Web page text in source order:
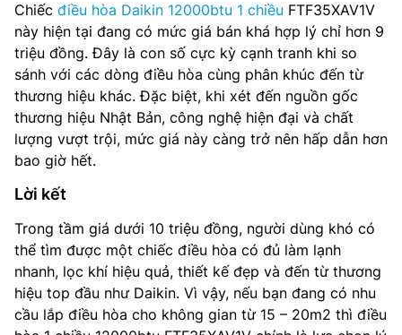
Chiếc điều hòa Daikin 12000btu 1 chiều FTF35XAV1V
này hiện tại đang có mức giá bán khá hợp lý chỉ hơn 9
triệu đồng. Đây là con số cực kỳ cạnh tranh khi so
sánh với các dòng điều hòa cùng phân khúc đến từ
thương hiệu khác. Đặc biệt, khi xét đến nguồn gốc
thương hiệu Nhật Bản, công nghệ hiện đại và chất
lượng vượt trội, mức giá này càng trở nên hấp dẫn hơn
bao giờ hết.
Lời kết
Trong tầm giá dưới 10 triệu đồng, người dùng khó có
thể tìm được một chiếc điều hòa có đủ làm lạnh
nhanh, lọc khí hiệu quả, thiết kế đẹp và đến từ thương
hiệu top đầu như Daikin. Vì vậy, nếu bạn đang có nhu
cầu lắp điều hòa cho không gian từ 15 – 20m2 thì điều